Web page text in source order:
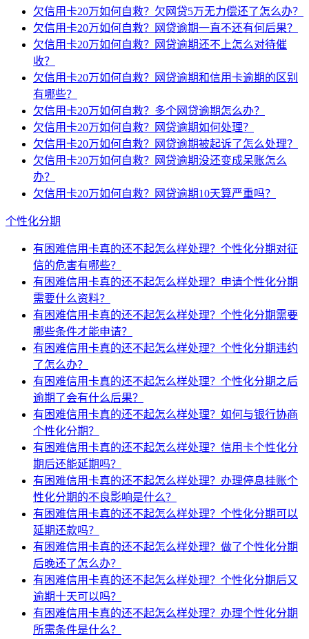
欠信用卡20万如何自救？欠网贷5万无力偿还了怎么办？
欠信用卡20万如何自救？网贷逾期一直不还有何后果？
欠信用卡20万如何自救？网贷逾期还不上怎么对待催
收？
欠信用卡20万如何自救？网贷逾期和信用卡逾期的区别
有哪些？
欠信用卡20万如何自救？多个网贷逾期怎么办？
欠信用卡20万如何自救？网贷逾期如何处理？
欠信用卡20万如何自救？网贷逾期被起诉了怎么处理？
欠信用卡20万如何自救？网贷逾期没还变成呆账怎么
办？
欠信用卡20万如何自救？网贷逾期10天算严重吗？
个性化分期
有困难信用卡真的还不起怎么样处理？个性化分期对征
信的危害有哪些？
有困难信用卡真的还不起怎么样处理？申请个性化分期
需要什么资料？
有困难信用卡真的还不起怎么样处理？个性化分期需要
哪些条件才能申请？
有困难信用卡真的还不起怎么样处理？个性化分期违约
了怎么办？
有困难信用卡真的还不起怎么样处理？个性化分期之后
逾期了会有什么后果？
有困难信用卡真的还不起怎么样处理？如何与银行协商
个性化分期？
有困难信用卡真的还不起怎么样处理？信用卡个性化分
期后还能延期吗？
有困难信用卡真的还不起怎么样处理？办理停息挂账个
性化分期的不良影响是什么？
有困难信用卡真的还不起怎么样处理？个性化分期可以
延期还款吗？
有困难信用卡真的还不起怎么样处理？做了个性化分期
后晚还了怎么办？
有困难信用卡真的还不起怎么样处理？个性化分期后又
逾期十天可以吗？
有困难信用卡真的还不起怎么样处理？办理个性化分期
所需条件是什么？